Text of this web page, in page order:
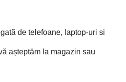
de telefoane, laptop-uri si
așteptăm la magazin sau